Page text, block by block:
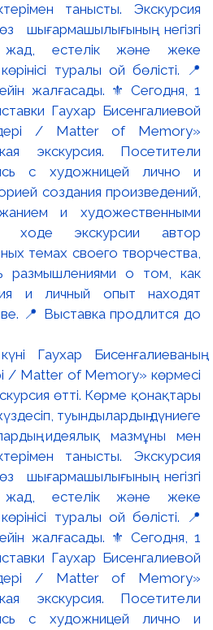
Гаухар Бисенғалиеваның
/ Matter of Memory» көрмесі
өтті. Көрме қонақтары
туындылардың дүниеге
идеялық мазмұны мен
танысты. Экскурсия
негізгі
жад, естелік және жеке
туралы ой бөлісті. 📍
жалғасады. ⚜️ Сегодня, 1
Гаухар Бисенгалиевой
/ Matter of Memory»
экскурсия. Посетители
с художницей лично и